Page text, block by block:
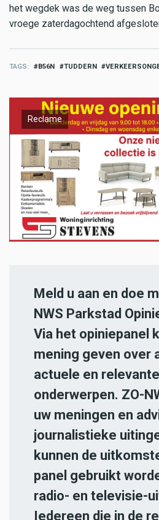
het wegdek was de weg tussen
vroege zaterdagochtend
TAGS B56N TUDDERN
Reclame
Meld u aan en doe
NWS Parkstad
Via het opiniepanel
mening geven over
actuele en relevante
onderwerpen. ZO-
uw meningen en
journalistieke
kunnen de
panel gebruikt
radio- en televisie-
Iedereen die in de